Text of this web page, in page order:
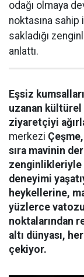
odağı olmaya
noktasına
sakladığı
anlattı.
Eşsiz
uzanan kültürel
ziyaretçiyi
merkezi
sıra mavinin
zenginlikleriyle
deneyimi
heykellerine,
yüzlerce
noktalarından
altı dünyası,
çekiyor.